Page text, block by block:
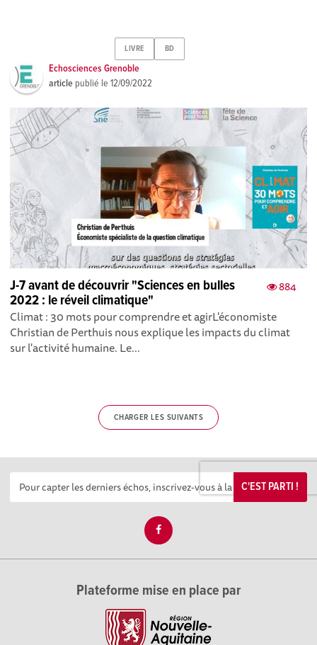
LIVRE BD
Echosciences Grenoble
article publié le12/09/2022
884
J-7 avant de découvrir "Sciences en bulles
2022 : le réveil climatique"
Climat : 30 mots pour comprendre et agirL'économiste
Christian de Perthuis nous explique les impacts du climat
sur l'activité humaine. Le...
CHARGER LES SUIVANTS
C'EST PARTI !
Plateforme mise en place par